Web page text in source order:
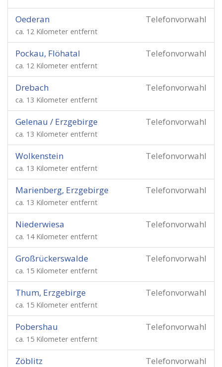
Telefonvorwahl
Oederan
ca. 12 Kilometer entfernt
Telefonvorwahl
Pockau, Flöhatal
ca. 12 Kilometer entfernt
Telefonvorwahl
Drebach
ca. 13 Kilometer entfernt
Telefonvorwahl
Gelenau / Erzgebirge
ca. 13 Kilometer entfernt
Telefonvorwahl
Wolkenstein
ca. 13 Kilometer entfernt
Telefonvorwahl
Marienberg, Erzgebirge
ca. 13 Kilometer entfernt
Telefonvorwahl
Niederwiesa
ca. 14 Kilometer entfernt
Telefonvorwahl
Großrückerswalde
ca. 15 Kilometer entfernt
Telefonvorwahl
Thum, Erzgebirge
ca. 15 Kilometer entfernt
Telefonvorwahl
Pobershau
ca. 15 Kilometer entfernt
Telefonvorwahl
Zöblitz